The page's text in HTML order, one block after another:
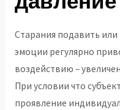
Старания подавить
эмоции регулярно
воздействию –
При условии что
проявление